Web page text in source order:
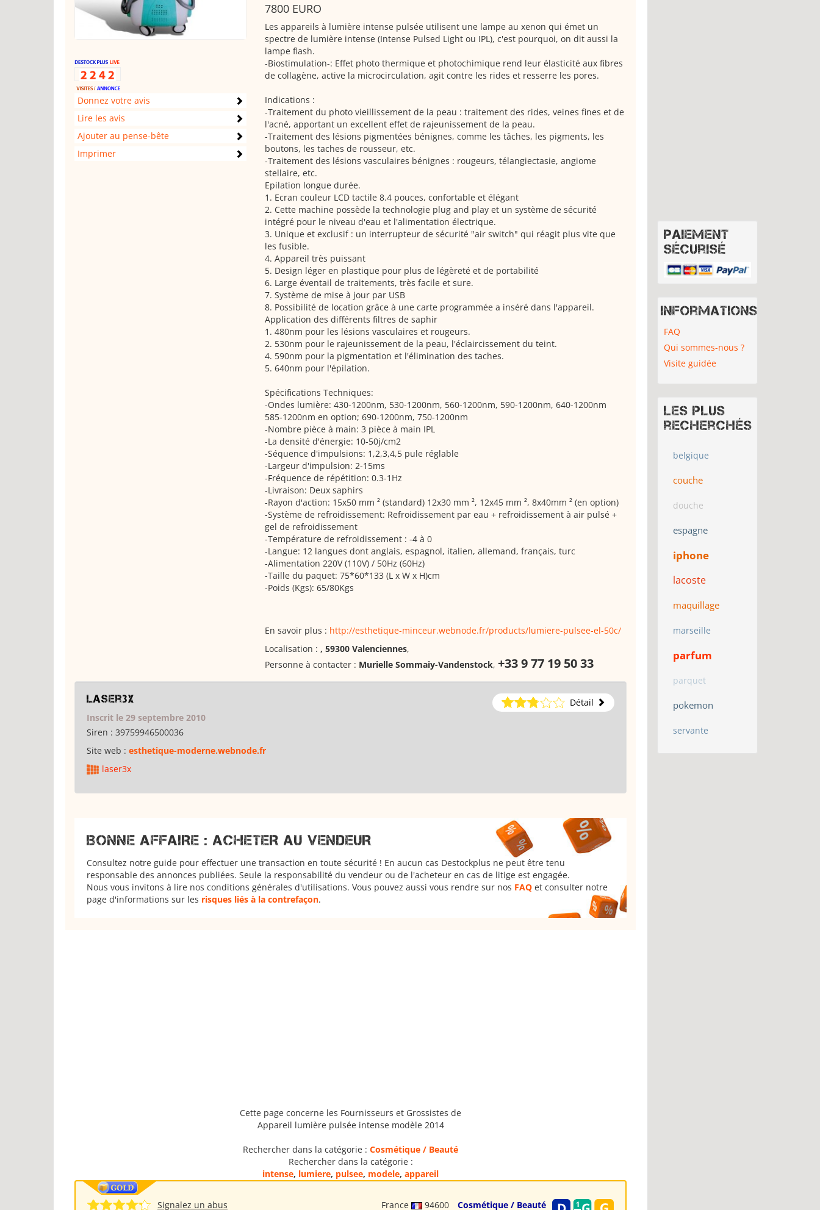
Donnez votre avis
Lire les avis
Ajouter au pense-bête
Imprimer
7800 EURO
Les appareils à lumière intense pulsée utilisent une lampe au xenon qui émet un
spectre de lumière intense (Intense Pulsed Light ou IPL), c'est pourquoi, on dit aussi la
lampe flash.
-Biostimulation-: Effet photo thermique et photochimique rend leur élasticité aux fibres
de collagène, active la microcirculation, agit contre les rides et resserre les pores.
Indications :
-Traitement du photo vieillissement de la peau : traitement des rides, veines fines et de
l'acné, apportant un excellent effet de rajeunissement de la peau.
-Traitement des lésions pigmentées bénignes, comme les tâches, les pigments, les
boutons, les taches de rousseur, etc.
-Traitement des lésions vasculaires bénignes : rougeurs, télangiectasie, angiome
stellaire, etc.
Epilation longue durée.
1. Ecran couleur LCD tactile 8.4 pouces, confortable et élégant
2. Cette machine possède la technologie plug and play et un système de sécurité
intégré pour le niveau d'eau et l'alimentation électrique.
3. Unique et exclusif : un interrupteur de sécurité "air switch" qui réagit plus vite que
les fusible.
4. Appareil très puissant
5. Design léger en plastique pour plus de légèreté et de portabilité
6. Large éventail de traitements, très facile et sure.
7. Système de mise à jour par USB
8. Possibilité de location grâce à une carte programmée a inséré dans l'appareil.
Application des différents filtres de saphir
1. 480nm pour les lésions vasculaires et rougeurs.
2. 530nm pour le rajeunissement de la peau, l'éclaircissement du teint.
4. 590nm pour la pigmentation et l'élimination des taches.
5. 640nm pour l'épilation.
Spécifications Techniques:
-Ondes lumière: 430-1200nm, 530-1200nm, 560-1200nm, 590-1200nm, 640-1200nm
585-1200nm en option; 690-1200nm, 750-1200nm
-Nombre pièce à main: 3 pièce à main IPL
-La densité d'énergie: 10-50j/cm2
-Séquence d'impulsions: 1,2,3,4,5 pule réglable
-Largeur d'impulsion: 2-15ms
-Fréquence de répétition: 0.3-1Hz
-Livraison: Deux saphirs
-Rayon d'action: 15x50 mm ² (standard) 12x30 mm ², 12x45 mm ², 8x40mm ² (en option)
-Système de refroidissement: Refroidissement par eau + refroidissement à air pulsé +
gel de refroidissement
-Température de refroidissement : -4 à 0
-Langue: 12 langues dont anglais, espagnol, italien, allemand, français, turc
-Alimentation 220V (110V) / 50Hz (60Hz)
-Taille du paquet: 75*60*133 (L x W x H)cm
-Poids (Kgs): 65/80Kgs
En savoir plus : http://esthetique-minceur.webnode.fr/products/lumiere-pulsee-el-50c/
Localisation : , 59300 Valenciennes,
Personne à contacter : Murielle Sommaiy-Vandenstock, +33 9 77 19 50 33
laser3x
Détail
Inscrit le 29 septembre 2010
Siren : 39759946500036
Site web : esthetique-moderne.webnode.fr
laser3x
BONNE AFFAIRE : ACHETER AU VENDEUR
Consultez notre guide pour effectuer une transaction en toute sécurité ! En aucun cas Destockplus ne peut être tenu
responsable des annonces publiées. Seule la responsabilité du vendeur ou de l'acheteur en cas de litige est engagée.
Nous vous invitons à lire nos conditions générales d'utilisations. Vous pouvez aussi vous rendre sur nos FAQ et consulter notre
page d'informations sur les risques liés à la contrefaçon.
Cette page concerne les Fournisseurs et Grossistes de
Appareil lumière pulsée intense modèle 2014
Rechercher dans la catégorie : Cosmétique / Beauté
Rechercher dans la catégorie :
intense, lumiere, pulsee, modele, appareil
France 94600 Cosmétique / Beauté
Signalez un abus
Paiement
sécurisé
Informations
FAQ
Qui sommes-nous ?
Visite guidée
Les plus
recherchés
belgique
couche
douche
espagne
iphone
lacoste
maquillage
marseille
parfum
parquet
pokemon
servante